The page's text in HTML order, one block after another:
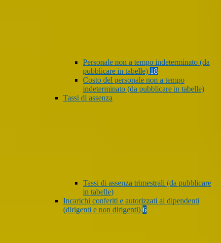
Personale non a tempo indeterminato (da
pubblicare in tabelle) 18
Costo del personale non a tempo
indeterminato (da pubblicare in tabelle)
Tassi di assenza
Tassi di assenza trimestrali (da pubblicare
in tabelle)
Incarichi conferiti e autorizzati ai dipendenti
(dirigenti e non dirigenti) 6